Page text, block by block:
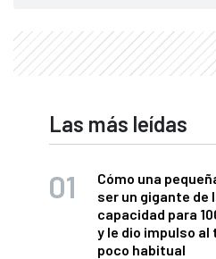
Las más leídas
Cómo una
ser un gigante de
capacidad para
y le dio impulso al
poco habitual